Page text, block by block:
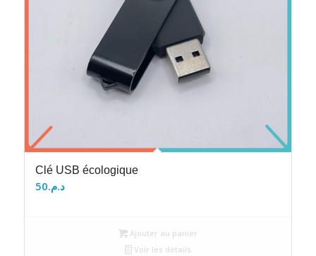
Clé USB écologique
د.م.50
Ajouter au panier
Voir les détails